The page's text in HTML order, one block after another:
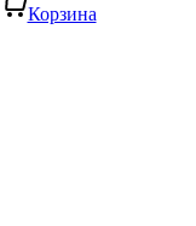
Корзина